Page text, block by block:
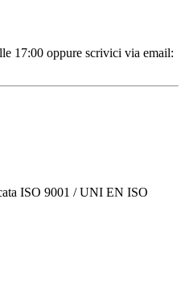
17:00 oppure scrivici via email:
ISO 9001 / UNI EN ISO